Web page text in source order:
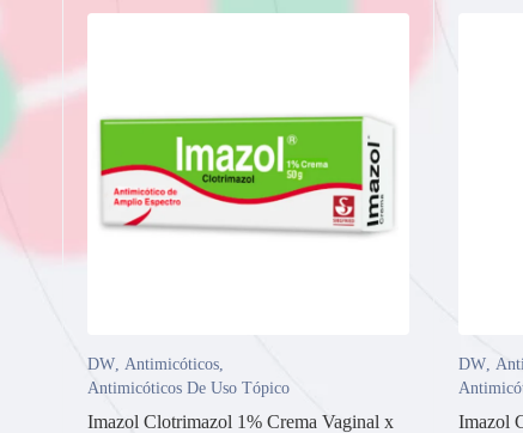
DW, Antimicóticos,
Antimicóticos De Uso Tópico
Imazol Clotrimazol 1% Crema Vaginal x
DW,
Imazol